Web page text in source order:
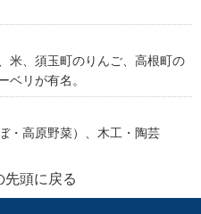
米、須玉町のりんご、高根町の
ベリが有名。
・高原野菜）、木工・陶芸
先頭に戻る